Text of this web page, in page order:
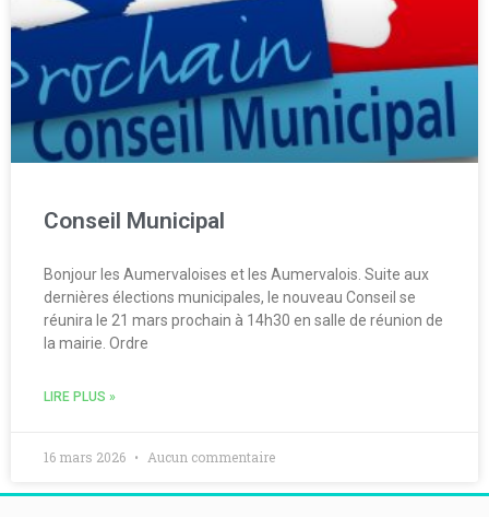
Conseil Municipal
Bonjour les Aumervaloises et les Aumervalois. Suite aux
dernières élections municipales, le nouveau Conseil se
réunira le 21 mars prochain à 14h30 en salle de réunion de
la mairie. Ordre
LIRE PLUS »
16 mars 2026 Aucun commentaire